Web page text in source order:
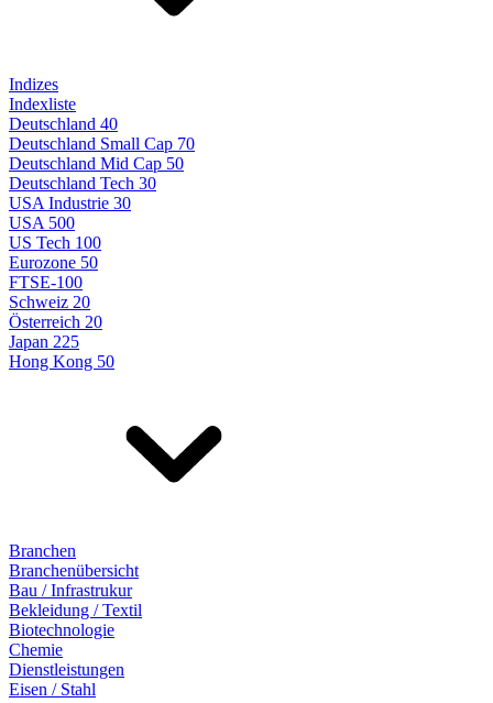
Indizes
Indexliste
Deutschland 40
Deutschland Small Cap 70
Deutschland Mid Cap 50
Deutschland Tech 30
USA Industrie 30
USA 500
US Tech 100
Eurozone 50
FTSE-100
Schweiz 20
Österreich 20
Japan 225
Hong Kong 50
Branchen
Branchenübersicht
Bau / Infrastrukur
Bekleidung / Textil
Biotechnologie
Chemie
Dienstleistungen
Eisen / Stahl